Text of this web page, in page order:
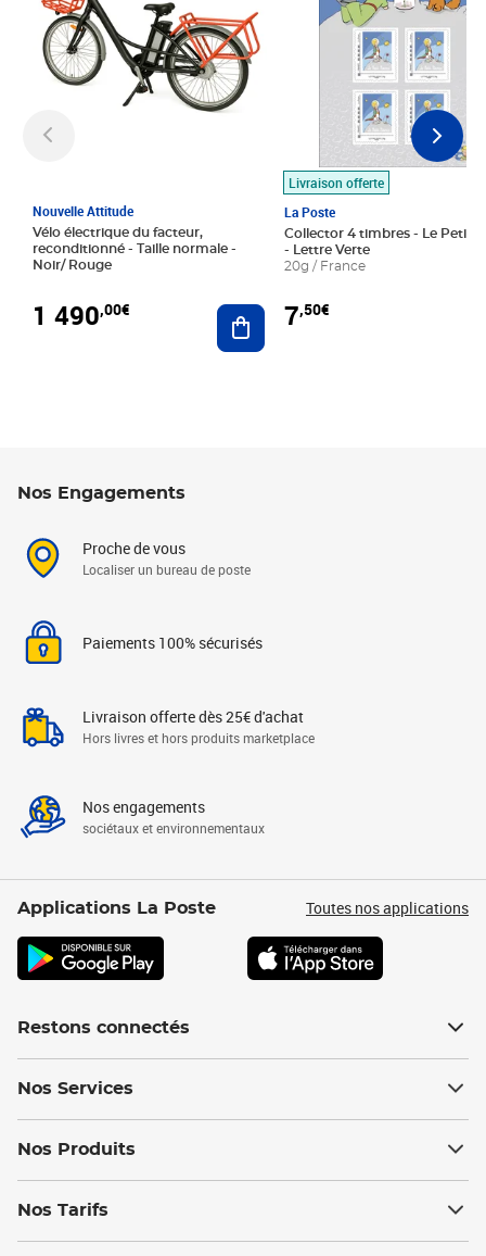
Nouvelle Attitude
Vélo électrique du facteur,
reconditionné - Taille normale -
Noir/ Rouge
1 490,00€ Ajouter au panier
Livraison offerte
La Poste
Collector 4 timbres - Le Petit
- Lettre Verte
20g / France
7,50€
Nos Engagements
Proche de vous
Localiser un bureau de poste
Paiements 100% sécurisés
Livraison offerte dès 25€ d'achat
Hors livres et hors produits marketplace
Nos engagements
sociétaux et environnementaux
Applications La Poste Toutes nos applications
Restons connectés
Nos Services
Nos Produits
Nos Tarifs